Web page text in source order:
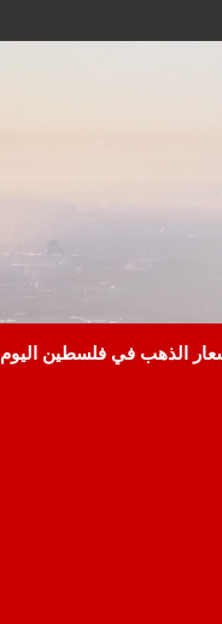
الذهب في فلسطين اليوم